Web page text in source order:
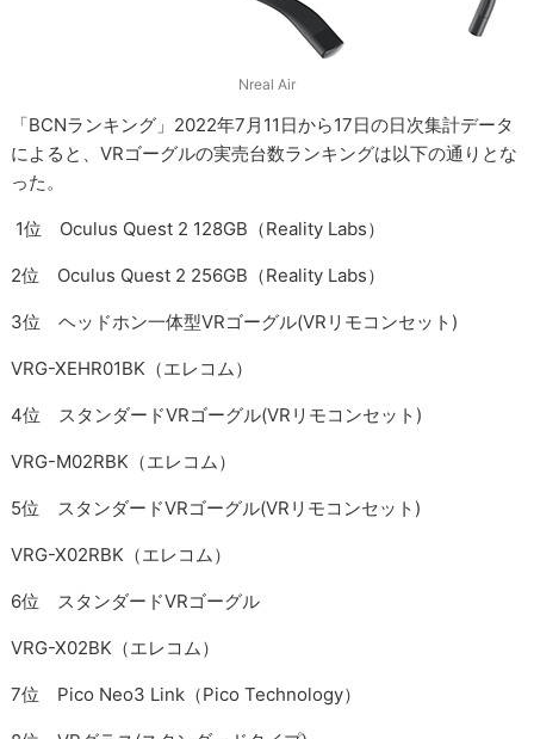
Nreal Air
「BCNランキング」2022年7月11日から17日の日次集計データ
によると、VRゴーグルの実売台数ランキングは以下の通りとな
った。
1位 Oculus Quest 2 128GB（Reality Labs）
2位 Oculus Quest 2 256GB（Reality Labs）
3位 ヘッドホン一体型VRゴーグル(VRリモコンセット)
VRG-XEHR01BK（エレコム）
4位 スタンダードVRゴーグル(VRリモコンセット)
VRG-M02RBK（エレコム）
5位 スタンダードVRゴーグル(VRリモコンセット)
VRG-X02RBK（エレコム）
6位 スタンダードVRゴーグル
VRG-X02BK（エレコム）
7位 Pico Neo3 Link（Pico Technology）